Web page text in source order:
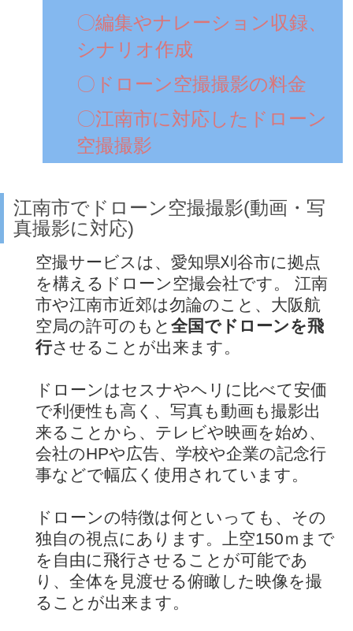
〇編集やナレーション収録、
シナリオ作成
〇ドローン空撮撮影の料金
〇江南市に対応したドローン
空撮撮影
江南市でドローン空撮撮影(動画・写
真撮影に対応)
空撮サービスは、愛知県刈谷市に拠点
を構えるドローン空撮会社です。 江南
市や江南市近郊は勿論のこと、大阪航
空局の許可のもと 全国でドローンを飛
行させることが出来ます。
ドローンはセスナやヘリに比べて安価
で利便性も高く、写真も動画も撮影出
来ることから、テレビや映画を始め、
会社のHPや広告、学校や企業の記念行
事などで幅広く使用されています。
ドローンの特徴は何といっても、その
独自の視点にあります。上空150ｍまで
を自由に飛行させることが可能であ
り、全体を見渡せる俯瞰した映像を撮
ることが出来ます。